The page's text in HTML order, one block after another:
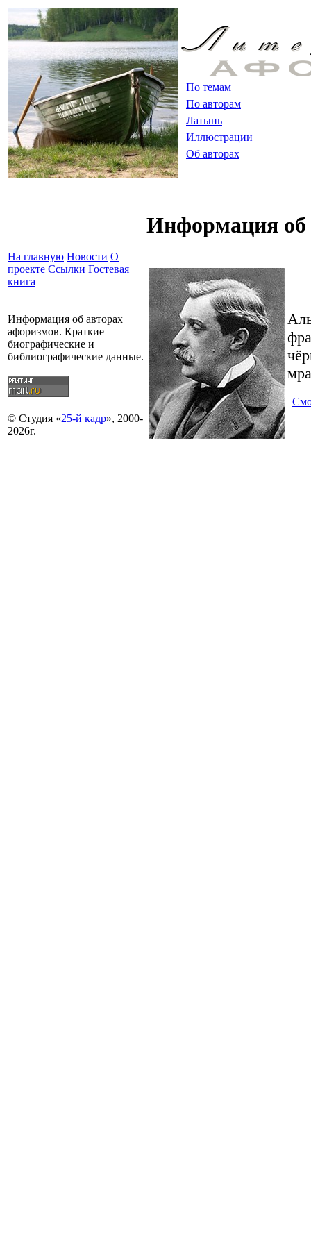
По темам
По авторам
Латынь
Иллюстрации
Об авторах
На главную Новости О
проекте Ссылки Гостевая
книга
Информация об авторах
афоризмов. Краткие
биографические и
библиографические данные.
© Студия «25-й кадр», 2000-
2026г.
Информация об